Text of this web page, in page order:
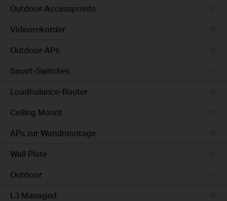
Outdoor-Accesspoints
Videorekorder
Outdoor-APs
Smart-Switches
Loadbalance-Router
Ceiling Mount
APs zur Wandmontage
Wall Plate
Outdoor
L3 Managed